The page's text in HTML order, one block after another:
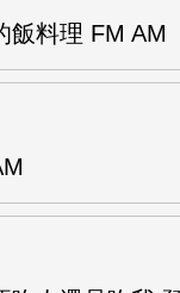
飯料理 FM AM